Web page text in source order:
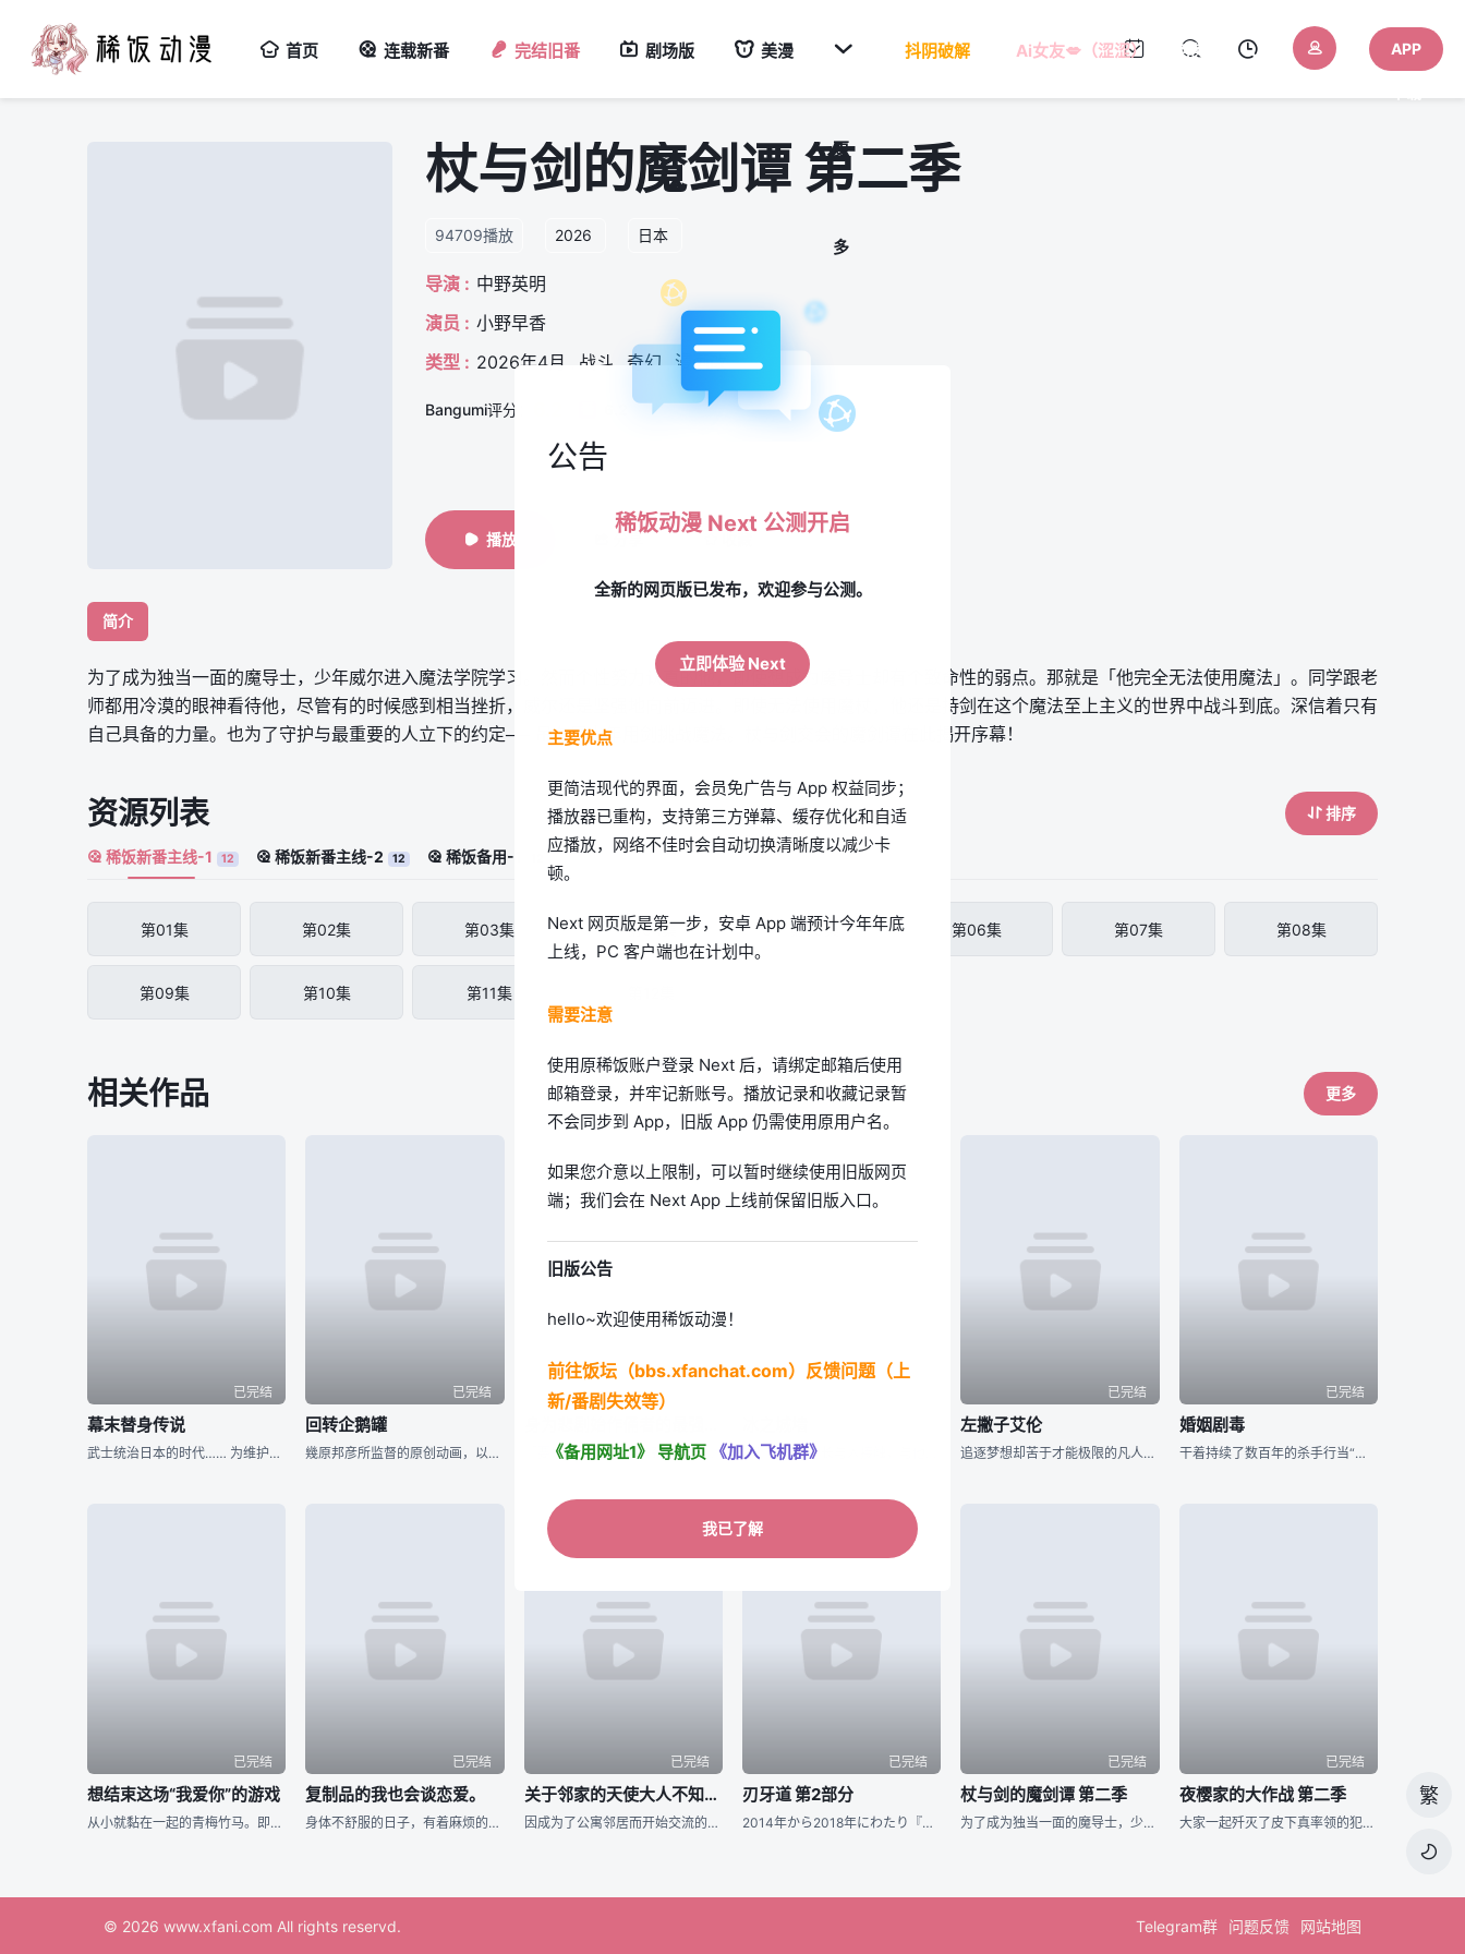
首页 连载新番 完结旧番 剧场版 美漫 
更
多
抖阴破解 Ai女友💋（涩涩） AI色色 APP
杖与剑的魔剑谭 第二季
94709播放 2026 日本
导演 : 中野英明
演员 : 小野早香
类型 : 2026年4月 战斗 奇幻 漫画改
Bangumi评分：
播放 分享
简介
为了成为独当一面的魔导士，少年威尔进入魔法学院学习。然而个性努力认真的他，即使想成为魔导士却有个致命性的弱点。那就是「他完全无法使用魔法」。同学跟老
师都用冷漠的眼神看待他，尽管有的时候感到相当挫折，威尔还是坚强地向前迈进。即使无法使用魔杖，他还是持剑在这个魔法至上主义的世界中战斗到底。深信着只有
自己具备的力量。也为了守护与最重要的人立下的约定── 吊车尾少年用剑挑战魔法。杖与剑交会的魔剑谭在此揭开序幕！
资源列表 排序
稀饭新番主线-1 12 稀饭新番主线-2 12 稀饭备用-1
第01集 第02集 第03集 第04集 第05集 第06集 第07集 第08集
第09集 第10集 第11集
相关作品 更多
已完结
幕末替身传说
武士统治日本的时代…… 为维护京都治安而活动的新选组，被杂面鬼一手所消灭，只剩下了一个人。 ——被选为新选组成员替身的是七名罪人 同样被杂面鬼杀死父母的一番星，作为局长近藤勇的替身，一边成为替身
已完结
回转企鹅罐
幾原邦彦所监督的原创动画，以高仓家的三兄妹——双子兄弟高仓冠叶和高仓晶马，以及体弱多病的妹妹高仓阳毬为中心展开的故事。 某天兄弟二人带着时日无多的妹妹去水族馆游玩，久未外出的阳毬在人群中忽然倒下气绝 「要是……我成了最差劲的女王，记得杀了我喔。」 普莱朵·罗耶尔·艾比是一位八岁的公主。她察觉到自己前世是个出生在日本普通家庭，随处可见的平凡少女。而现在的她则是女性向游戏中作恶多端的最后头目女王……
已完结
左撇子艾伦
追逐梦想却苦于才能极限的凡人「光一」，与因天赋过人而孤独痛苦的天才「艾伦」。在人生的十字路口短暂擦身而过的两人，将成为彼此一生难忘、无可取代的存在。选择成为设计师的光一，等待他的是广告界身经百战的职场
已完结
婚姻剧毒
干着持续了数百年的杀手行当“用毒人”的青年·下吕。对于干着暗中的工作，不擅长应对女性的他来说结婚并不是必须要做的东西。然而，为了不让“用毒人”的血脉断绝，老家通知他的妹妹要强制让她生下继承人。就在这时
已完结
想结束这场“我爱你”的游戏
从小就黏在一起的青梅竹马。即使他们注意到了自己的情感，但因太过熟悉而无法坦然面对对方。将两人紧紧连在一起的是从小开始玩的「我爱你」游戏。两人将爱情托付给了这个游戏，如果谁先让对方害羞，谁就获胜！？&n
已完结
复制品的我也会谈恋爱。
身体不舒服的日子，有着麻烦的值日的日子，定期测试的日子……。她在嫌去学校麻烦的日子里，就会把我唤出。名为爱川素直的少女的分身，便利的替身，那就是我。不过尽管外貌完全相同，性格却有点区别就是了。无法自由
已完结
关于邻家的天使大人不知不觉把我惯成了废人这档子事 第二季
因成为了公寓邻居而开始交流的藤宫周与椎名真昼，在高中二年级的运动会结束后，终于正式交往。无论是亲手制作的料理还是浴衣约会，两人间充满了如新婚夫妻般的氛围，但那份怦然心动的感觉却依然让他们不知所措。随着
已完结
刃牙道 第2部分
2014年から2018年にわたり『週刊少年チャンピオン』にて、連載された板垣恵介による同名コミックが原作の『刃牙道』。 “地上最強の親子喧嘩”が幕を閉じてから、刃牙をはじめ、歴戦のファイターたちは耐
已完结
杖与剑的魔剑谭 第二季
为了成为独当一面的魔导士，少年威尔进入魔法学院学习。然而个性努力认真的他，即使想成为魔导士却有个致命性的弱点。那就是「他完全无法使用魔法」。同学跟老师都用冷漠的眼神看待他，尽管有的时候感到相当挫折，威
已完结
夜樱家的大作战 第二季
大家一起歼灭了皮下真率领的犯罪组织「蒲公英」，「夜樱前线」顺利成功，接着还一并举办了太阳与六美的婚宴，夜樱家迎来了安稳的日常生活…… 然而却冒出了新任务？ 某天，太阳在梦中与夜樱家初代当家夜樱蕾进
© 2026 www.xfani.com All rights reservd. Telegram群 问题反馈 网站地图
繁

公告
稀饭动漫 Next 公测开启
全新的网页版已发布，欢迎参与公测。
立即体验 Next
主要优点
更简洁现代的界面，会员免广告与 App 权益同步；
播放器已重构，支持第三方弹幕、缓存优化和自适
应播放，网络不佳时会自动切换清晰度以减少卡
顿。
Next 网页版是第一步，安卓 App 端预计今年年底
上线，PC 客户端也在计划中。
需要注意
使用原稀饭账户登录 Next 后，请绑定邮箱后使用
邮箱登录，并牢记新账号。播放记录和收藏记录暂
不会同步到 App，旧版 App 仍需使用原用户名。
如果您介意以上限制，可以暂时继续使用旧版网页
端；我们会在 Next App 上线前保留旧版入口。
旧版公告
hello~欢迎使用稀饭动漫！
前往饭坛（bbs.xfanchat.com）反馈问题（上
新/番剧失效等）
《备用网址1》 导航页 《加入飞机群》
我已了解